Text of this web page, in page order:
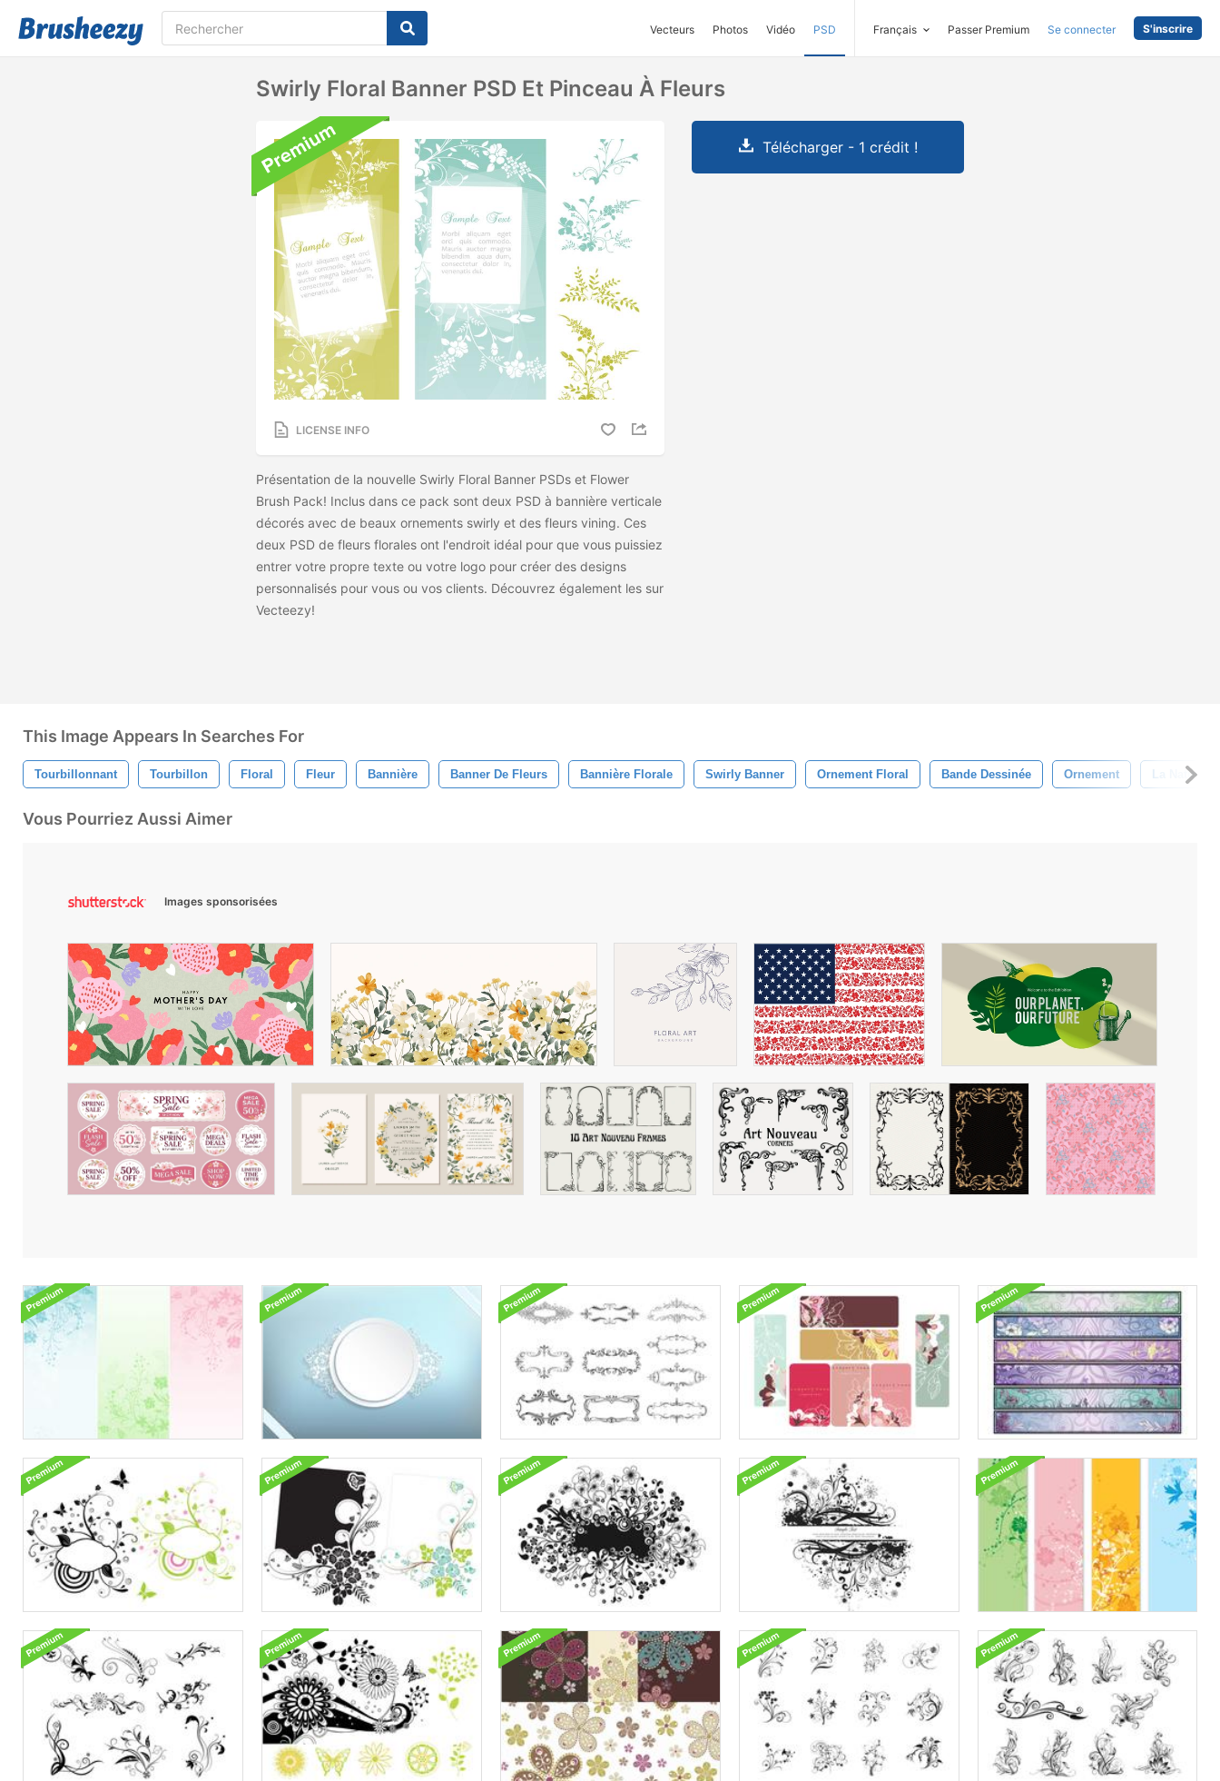
Vecteurs Photos Vidéo PSD Français Passer Premium Se connecter S'inscrire
Swirly Floral Banner PSD Et Pinceau À Fleurs
LICENSE INFO
Présentation de la nouvelle Swirly Floral Banner PSDs et Flower
Brush Pack! Inclus dans ce pack sont deux PSD à bannière verticale
décorés avec de beaux ornements swirly et des fleurs vining. Ces
deux PSD de fleurs florales ont l'endroit idéal pour que vous puissiez
entrer votre propre texte ou votre logo pour créer des designs
personnalisés pour vous ou vos clients. Découvrez également les sur
Vecteezy!
Télécharger - 1 crédit !
This Image Appears In Searches For
Tourbillonnant Tourbillon Floral Fleur Bannière Banner De Fleurs Bannière Florale Swirly Banner Ornement Floral Bande Dessinée Ornement La Nature
Vous Pourriez Aussi Aimer
Images sponsorisées